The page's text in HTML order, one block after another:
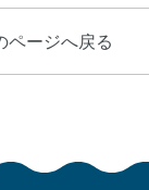
ページへ戻る